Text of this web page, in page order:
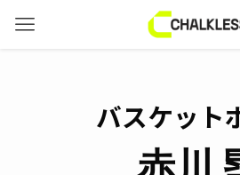
バスケット